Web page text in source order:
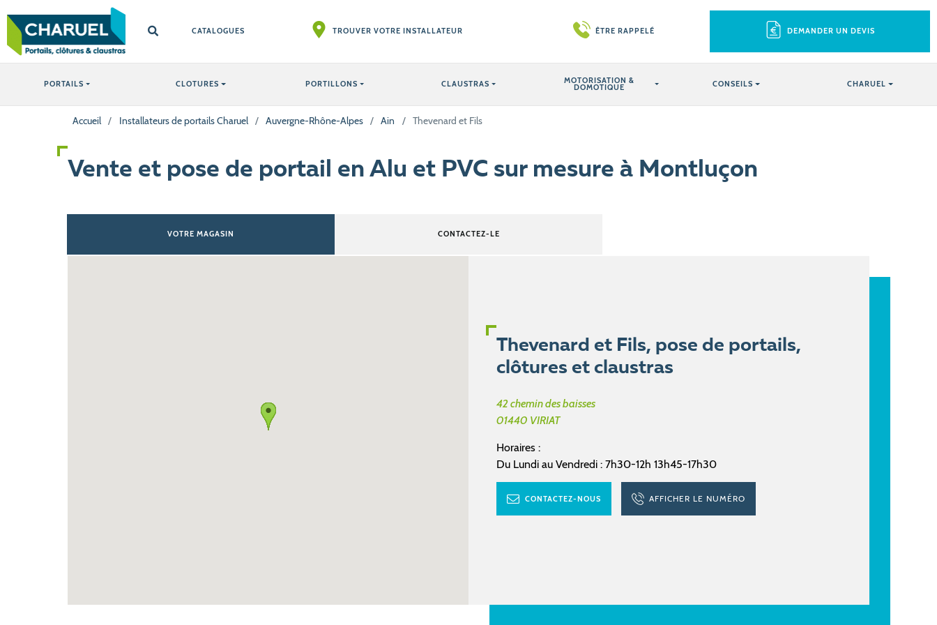
CATALOGUES TROUVER VOTRE INSTALLATEUR ÊTRE RAPPELÉ DEMANDER UN DEVIS
PORTAILS CLOTURES PORTILLONS CLAUSTRAS MOTORISATION &
DOMOTIQUE CONSEILS CHARUEL
Accueil / Installateurs de portails Charuel / Auvergne-Rhône-Alpes / Ain / Thevenard et Fils
Vente et pose de portail en Alu et PVC sur mesure à Montluçon
VOTRE MAGASIN CONTACTEZ-LE
Thevenard et Fils, pose de portails,
clôtures et claustras
42 chemin des baisses
01440 VIRIAT
Horaires :
Du Lundi au Vendredi : 7h30-12h 13h45-17h30
CONTACTEZ-NOUS AFFICHER LE NUMÉRO